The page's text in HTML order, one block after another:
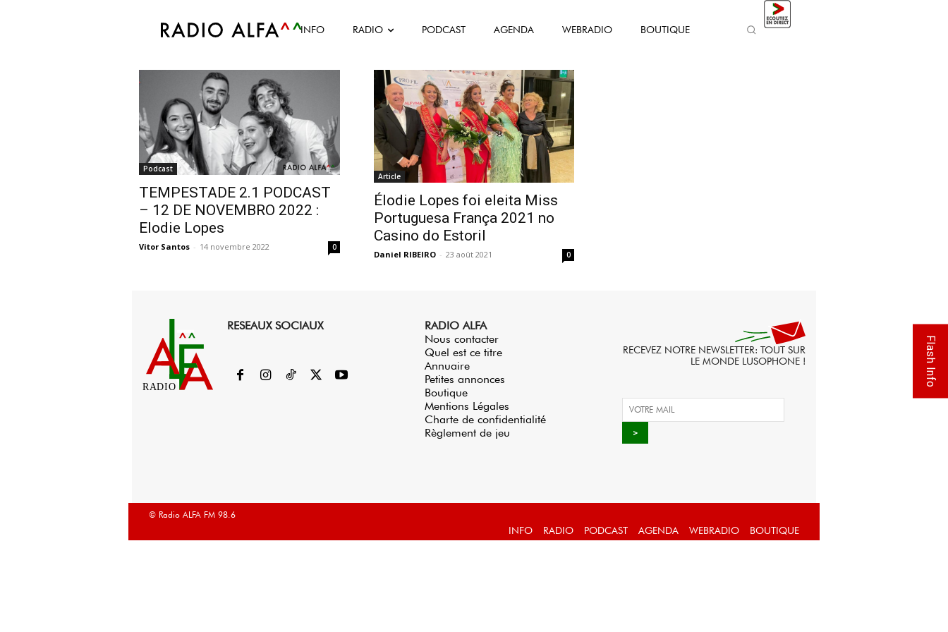
INFO RADIO PODCAST AGENDA WEBRADIO BOUTIQUE
Accueil Tags Élodie Lopes
Tag: Élodie Lopes
Podcast
TEMPESTADE 2.1 PODCAST
– 12 DE NOVEMBRO 2022 :
Elodie Lopes
Vitor Santos - 14 novembre 2022 0
Article
Élodie Lopes foi eleita Miss
Portuguesa França 2021 no
Casino do Estoril
Daniel RIBEIRO - 23 août 2021 0
RADIO
RESEAUX SOCIAUX
RADIO ALFA
Nous contacter
Quel est ce titre
Annuaire
Petites annonces
Boutique
Mentions Légales
Charte de confidentialité
Règlement de jeu
RECEVEZ NOTRE NEWSLETTER: TOUT SUR
LE MONDE LUSOPHONE !
© Radio ALFA FM 98.6
INFO RADIO PODCAST AGENDA WEBRADIO BOUTIQUE
Flash Info